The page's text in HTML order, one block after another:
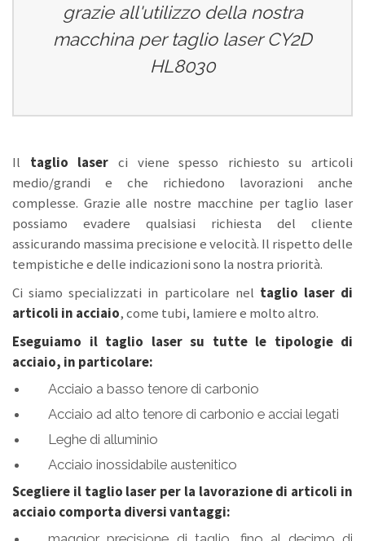
grazie all'utilizzo della nostra
macchina per taglio laser CY2D
HL8030
Il taglio laser ci viene spesso richiesto su articoli
medio/grandi e che richiedono lavorazioni anche
complesse. Grazie alle nostre macchine per taglio laser
possiamo evadere qualsiasi richiesta del cliente
assicurando massima precisione e velocità. Il rispetto delle
tempistiche e delle indicazioni sono la nostra priorità.
Ci siamo specializzati in particolare nel taglio laser di
articoli in acciaio, come tubi, lamiere e molto altro.
Eseguiamo il taglio laser su tutte le tipologie di
acciaio, in particolare:
Acciaio a basso tenore di carbonio
Acciaio ad alto tenore di carbonio e acciai legati
Leghe di alluminio
Acciaio inossidabile austenitico
Scegliere il taglio laser per la lavorazione di articoli in
acciaio comporta diversi vantaggi: